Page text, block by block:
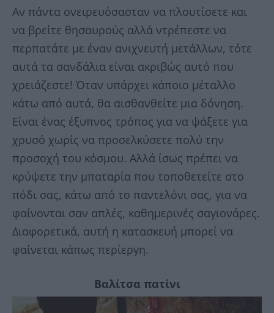
Αν πάντα ονειρευόσασταν να πλουτίσετε και
να βρείτε θησαυρούς αλλά ντρέπεστε να
περπατάτε με έναν ανιχνευτή μετάλλων, τότε
αυτά τα σανδάλια είναι ακριβώς αυτό που
χρειάζεστε! Όταν υπάρχει κάποιο μέταλλο
κάτω από αυτά, θα αισθανθείτε μια δόνηση.
Είναι ένας έξυπνος τρόπος για να ψάξετε για
χρυσό χωρίς να προσελκύσετε πολύ την
προσοχή του κόσμου. Αλλά ίσως πρέπει να
κρύψετε την μπαταρία που τοποθετείτε στο
πόδι σας, κάτω από το παντελόνι σας, για να
φαίνονται σαν απλές, καθημερινές σαγιονάρες.
Διαφορετικά, αυτή η κατασκευή μπορεί να
φαίνεται κάπως περίεργη.
Βαλίτσα πατίνι